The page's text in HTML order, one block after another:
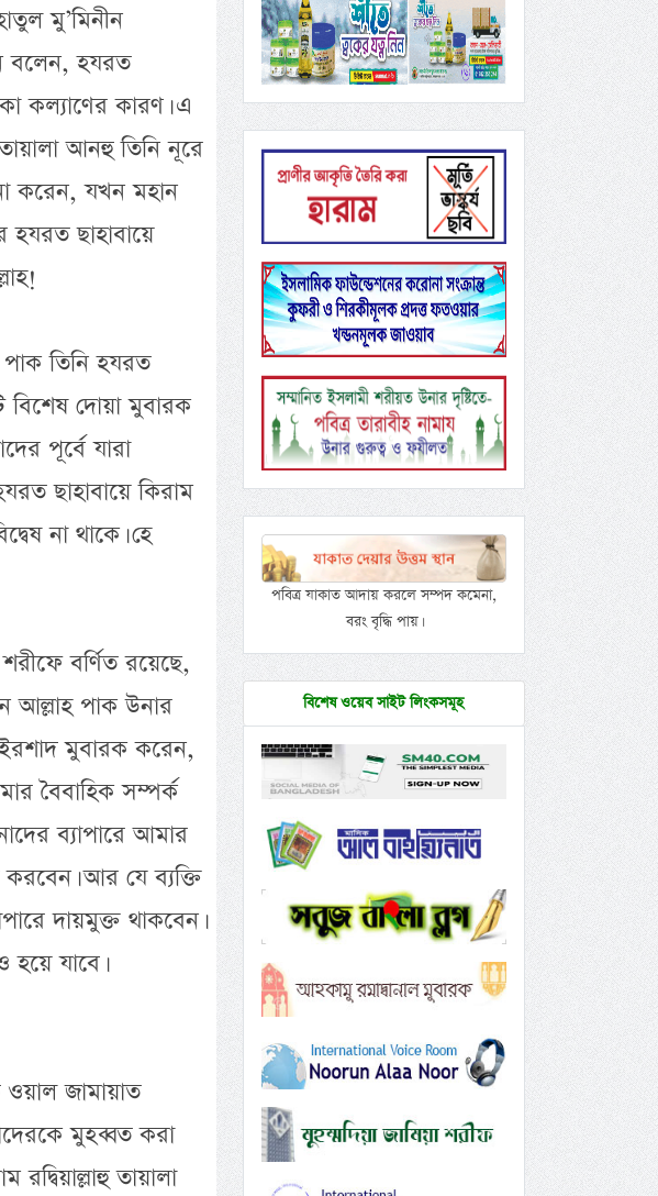
মু’মিনীন
বলেন, হযরত
কল্যাণের কারণ। এ
আনহু তিনি নূরে
করেন, যখন মহান
ছাহাবায়ে
তিনি হযরত
বিশেষ দোয়া মুবারক
পূর্বে যারা
ছাহাবায়ে কিরাম
না থাকে। হে
বর্ণিত রয়েছে,
আল্লাহ পাক উনার
ইরশাদ মুবারক করেন,
বৈবাহিক সম্পর্ক
ব্যাপারে আমার
করবেন। আর যে ব্যক্তি
দায়মুক্ত থাকবেন।
যাবে।
জামায়াত
মুহব্বত করা
তায়ালা
পবিত্র যাকাত আদায় করলে সম্পদ কমেনা,
বরং বৃদ্ধি পায়।
বিশেষ ওয়েব সাইট লিংকসমূহ